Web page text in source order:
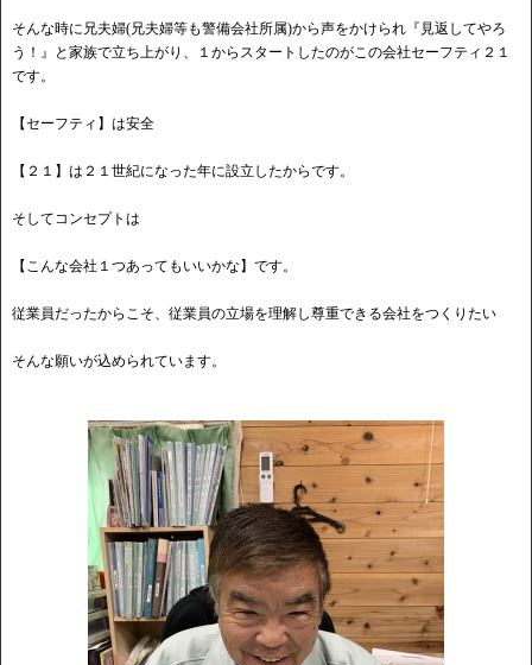
そんな時に兄夫婦(兄夫婦等も警備会社所属)から声をかけられ『見返してやろ
う！』と家族で立ち上がり、１からスタートしたのがこの会社セーフティ２１
です。
【セーフティ】は安全
【２１】は２１世紀になった年に設立したからです。
そしてコンセプトは
【こんな会社１つあってもいいかな】です。
従業員だったからこそ、従業員の立場を理解し尊重できる会社をつくりたい
そんな願いが込められています。